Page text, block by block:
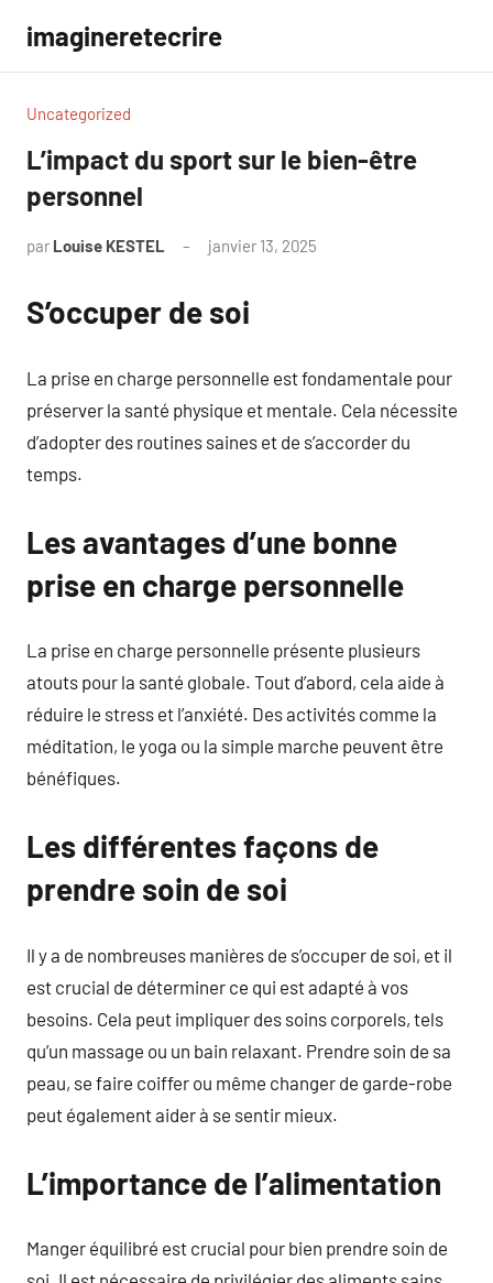
contenu
imagineretecrire
Uncategorized
L’impact du sport sur le bien-être
personnel
par Louise KESTEL janvier 13, 2025
S’occuper de soi
La prise en charge personnelle est fondamentale pour
préserver la santé physique et mentale. Cela nécessite
d’adopter des routines saines et de s’accorder du
temps.
Les avantages d’une bonne
prise en charge personnelle
La prise en charge personnelle présente plusieurs
atouts pour la santé globale. Tout d’abord, cela aide à
réduire le stress et l’anxiété. Des activités comme la
méditation, le yoga ou la simple marche peuvent être
bénéfiques.
Les différentes façons de
prendre soin de soi
Il y a de nombreuses manières de s’occuper de soi, et il
est crucial de déterminer ce qui est adapté à vos
besoins. Cela peut impliquer des soins corporels, tels
qu’un massage ou un bain relaxant. Prendre soin de sa
peau, se faire coiffer ou même changer de garde-robe
peut également aider à se sentir mieux.
L’importance de l’alimentation
Manger équilibré est crucial pour bien prendre soin de